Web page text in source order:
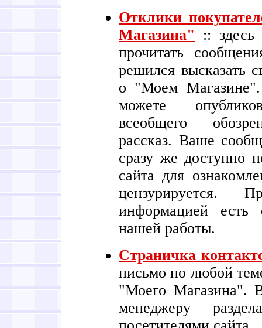
Отклики
Магазина" ::
прочитать
решился высказать
о "Моем
можете
всеобщего
рассказ. Ваше
сразу же доступно
сайта для
цензурируется.
информацией
нашей работы.
Страничка
письмо по любой
"Моего Магазина".
менеджеру